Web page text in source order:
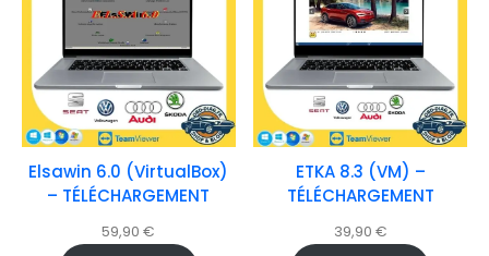
Elsawin 6.0 (VirtualBox)
– TÉLÉCHARGEMENT
59,90€
ETKA 8.3 (VM) –
TÉLÉCHARGEMENT
39,90 €